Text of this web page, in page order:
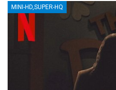
MINI-HD,SUPER-HQ